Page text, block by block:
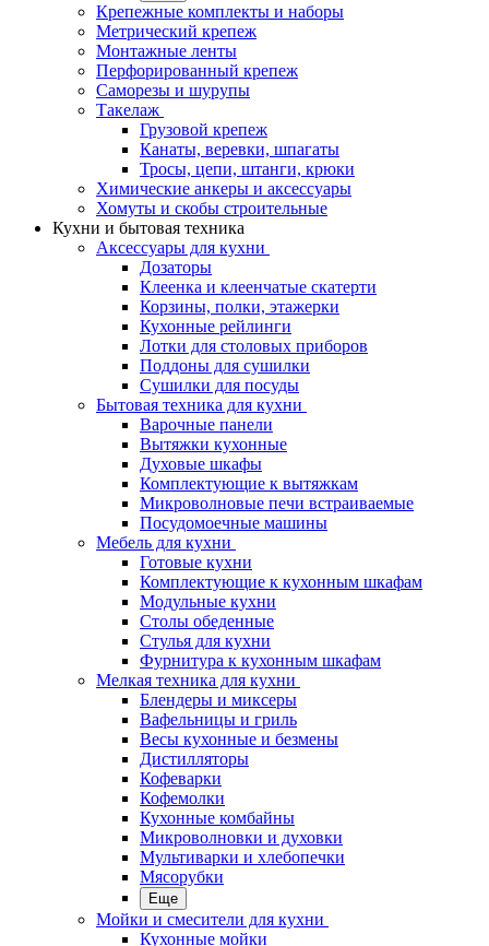
Крепежные комплекты и наборы
Метрический крепеж
Монтажные ленты
Перфорированный крепеж
Саморезы и шурупы
Такелаж
Грузовой крепеж
Канаты, веревки, шпагаты
Тросы, цепи, штанги, крюки
Химические анкеры и аксессуары
Хомуты и скобы строительные
Кухни и бытовая техника
Аксессуары для кухни
Дозаторы
Клеенка и клеенчатые скатерти
Корзины, полки, этажерки
Кухонные рейлинги
Лотки для столовых приборов
Поддоны для сушилки
Сушилки для посуды
Бытовая техника для кухни
Варочные панели
Вытяжки кухонные
Духовые шкафы
Комплектующие к вытяжкам
Микроволновые печи встраиваемые
Посудомоечные машины
Мебель для кухни
Готовые кухни
Комплектующие к кухонным шкафам
Модульные кухни
Столы обеденные
Стулья для кухни
Фурнитура к кухонным шкафам
Мелкая техника для кухни
Блендеры и миксеры
Вафельницы и гриль
Весы кухонные и безмены
Дистилляторы
Кофеварки
Кофемолки
Кухонные комбайны
Микроволновки и духовки
Мультиварки и хлебопечки
Мясорубки
Еще
Мойки и смесители для кухни
Кухонные мойки